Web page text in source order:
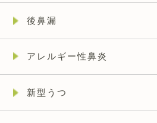
後鼻漏
アレルギー性鼻炎
新型うつ